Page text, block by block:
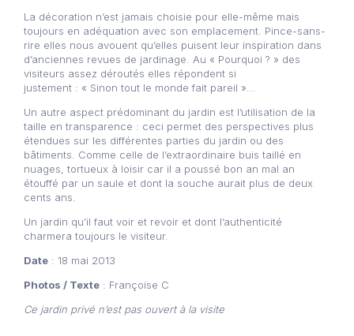
La décoration n’est jamais choisie pour elle-même mais
toujours en adéquation avec son emplacement. Pince-sans-
rire elles nous avouent qu’elles puisent leur inspiration dans
d’anciennes revues de jardinage. Au « Pourquoi ? » des
visiteurs assez déroutés elles répondent si
justement : « Sinon tout le monde fait pareil »…
Un autre aspect prédominant du jardin est l’utilisation de la
taille en transparence : ceci permet des perspectives plus
étendues sur les différentes parties du jardin ou des
bâtiments. Comme celle de l’extraordinaire buis taillé en
nuages, tortueux à loisir car il a poussé bon an mal an
étouffé par un saule et dont la souche aurait plus de deux
cents ans.
Un jardin qu’il faut voir et revoir et dont l’authenticité
charmera toujours le visiteur.
Date : 18 mai 2013
Photos / Texte : Françoise C
Ce jardin privé n’est pas ouvert à la visite